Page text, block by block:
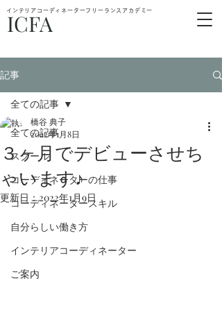
ICFA
インテリアコーディネーターフリーランスアカデミー
記事
全ての記事
スクール
コーディネーターの仕事
コーディネータースキル
自分らしい働き方
インテリアコーディネーター
ご案内
全ての記事
３ヶ月でデビューさせち
ゃいます♪
橋谷 典子
2022年1月8日
更新日：2022年1月9日